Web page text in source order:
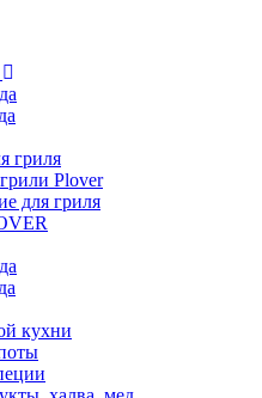
гриля
Plover
для гриля
кухни